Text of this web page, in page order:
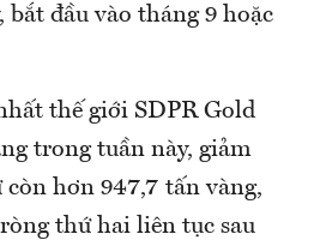
bắt đầu vào tháng 9 hoặc
thế giới SDPR Gold
trong tuần này, giảm
hơn 947,7 tấn vàng,
thứ hai liên tục sau